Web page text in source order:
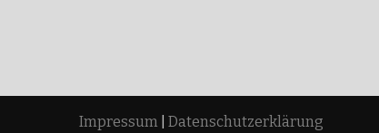
Impressum Datenschutzerklärung